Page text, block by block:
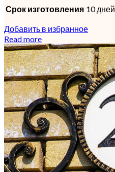
Срок изготовления 10 дней
Добавить в избранное
Read more